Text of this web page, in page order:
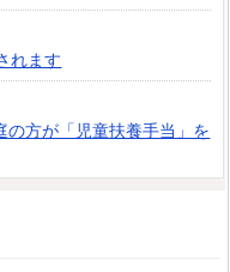
れます
の方が「児童扶養手当」を